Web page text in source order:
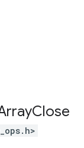
Close